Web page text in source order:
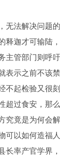
无法解决问题
释迦才可输陆
主管部门则呼
表示之前不该
不起检验又很
超过食安，那
究竟是为何会
可以如何造福
长率产官学界